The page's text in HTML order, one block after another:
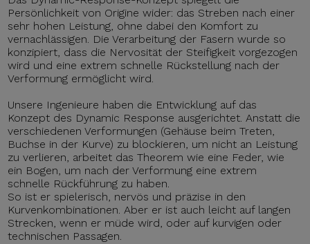
Persönlichkeit von Origine wider: das Streben nach einer
sehr hohen Leistung, ohne dabei den Komfort zu
vernachlässigen. Die Verarbeitung der Fasern wurde so
konzipiert, dass die Nervosität der Steifigkeit vorgezogen
wird und eine extrem schnelle Rückstellung nach der
Verformung ermöglicht wird.
Unsere Ingenieure haben die Entwicklung auf das
Konzept des Dynamic Response ausgerichtet. Anstatt die
verschiedenen Verformungen (Gehäuse beim Treten,
Buchse in der Kurve) zu blockieren, um nicht an Leistung
zu verlieren, arbeitet das Theorem wie eine Feder, wie
ein Bogen, um nach der Verformung eine extrem
schnelle Rückführung zu haben.
So ist er spielerisch, nervös und präzise in den
Kurvenkombinationen. Aber er ist auch leicht auf langen
Strecken, wenn er müde wird, oder auf kurvigen oder
technischen Passagen.